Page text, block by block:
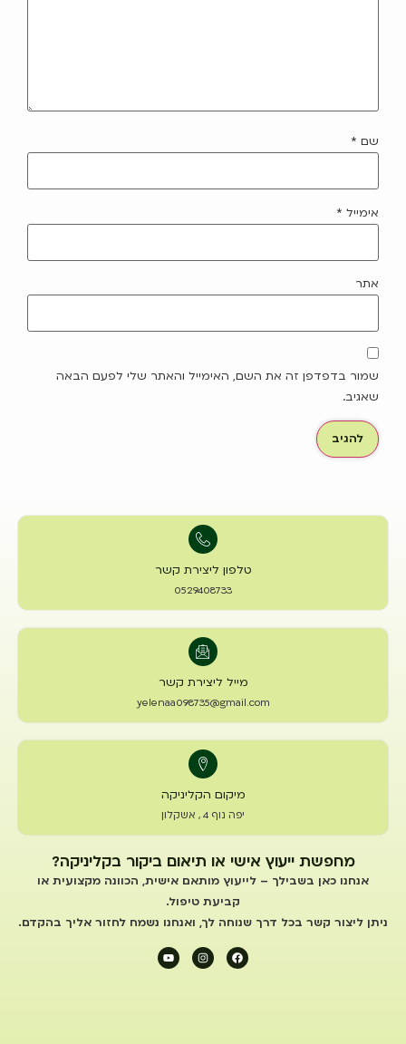
שם *
אימייל *
אתר
שמור בדפדפן זה את השם, האימייל והאתר שלי לפעם הבאה
שאגיב.
טלפון ליצירת קשר
0529408733
מייל ליצירת קשר
yelenaa098735@gmail.com
מיקום הקליניקה
יפה נוף 4 , אשקלון
מחפשת ייעוץ אישי או תיאום ביקור בקליניקה?
אנחנו כאן בשבילך – לייעוץ מותאם אישית, הכוונה מקצועית או
קביעת טיפול.
ניתן ליצור קשר בכל דרך שנוחה לך, ואנחנו נשמח לחזור אליך בהקדם.